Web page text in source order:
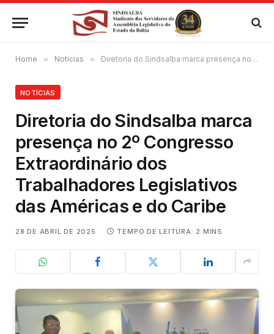
Home » Notícias » Diretoria do Sindsalba marca presença no 2º Congresso Extraordinário dos Trabalhadores Legislativos das Américas e do Caribe
NOTÍCIAS
Diretoria do Sindsalba marca
presença no 2º Congresso
Extraordinário dos
Trabalhadores Legislativos
das Américas e do Caribe
28 DE ABRIL DE 2025 TEMPO DE LEITURA: 2 MINS